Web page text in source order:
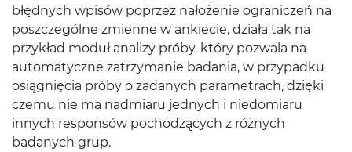
błędnych wpisów poprzez nałożenie ograniczeń na
poszczególne zmienne w ankiecie, działa tak na
przykład moduł analizy próby, który pozwala na
automatyczne zatrzymanie badania, w przypadku
osiągnięcia próby o zadanych parametrach, dzięki
czemu nie ma nadmiaru jednych i niedomiaru
innych responsów pochodzących z różnych
badanych grup.